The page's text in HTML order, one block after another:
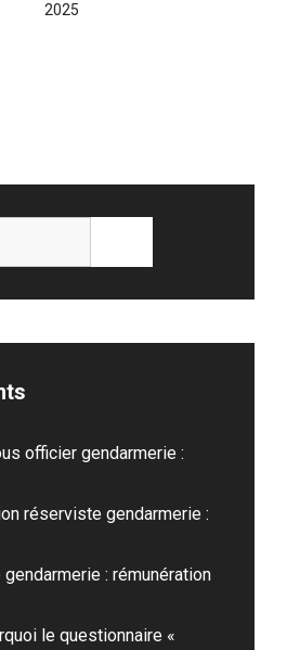
2025
officier gendarmerie :
réserviste gendarmerie :
: rémunération
le questionnaire «